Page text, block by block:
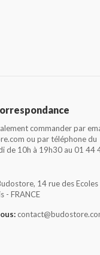
commander par
ou par téléphone du
de 10h à 19h30 au 01 44
14 rue des Ecoles
- FRANCE